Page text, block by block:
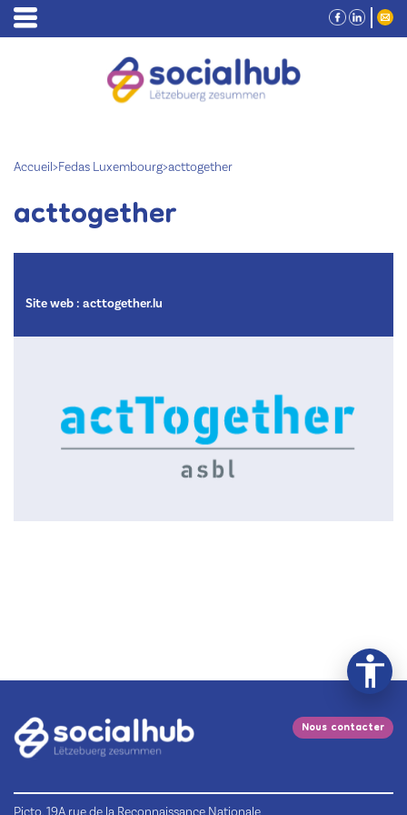
Accueil>Fedas Luxembourg>acttogether
acttogether
Site web : acttogether.lu
Nous contacter
Picto, 19A rue de la Reconnaissance Nationale